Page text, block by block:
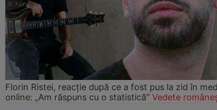
Florin Ristei, reacție după ce a fost pus la zid în
online: „Am răspuns cu o statistică” Vedete